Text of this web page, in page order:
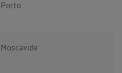
Porto
Moscavide